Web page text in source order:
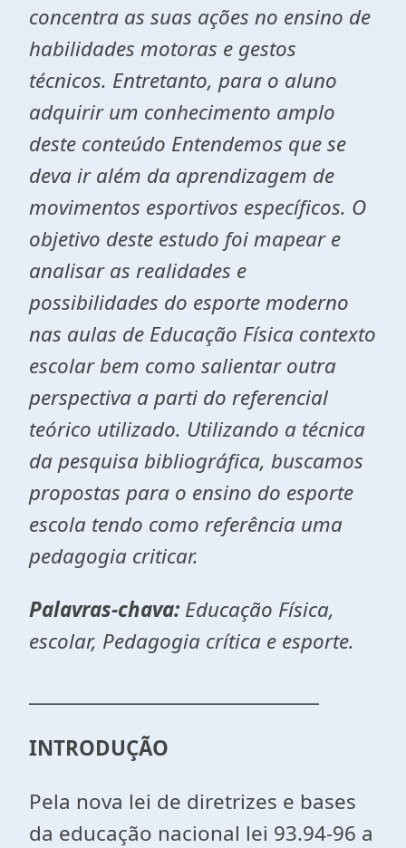
concentra as suas ações no ensino de
habilidades motoras e gestos
técnicos. Entretanto, para o aluno
adquirir um conhecimento amplo
deste conteúdo Entendemos que se
deva ir além da aprendizagem de
movimentos esportivos específicos. O
objetivo deste estudo foimapear e
analisaras realidades e
possibilidades do esporte moderno
nas aulas de Educação Física contexto
escolar bem como salientar outra
perspectiva a parti do referencial
teórico utilizado. Utilizando a técnica
da pesquisa bibliográfica, buscamos
propostas para o ensino do esporte
escola tendo como referência uma
pedagogia criticar.
Palavras-chava: Educação Física,
escolar, Pedagogia crítica e esporte.
INTRODUÇÃO
Pela nova lei de diretrizes e bases
da educação nacional lei 93.94-96 a